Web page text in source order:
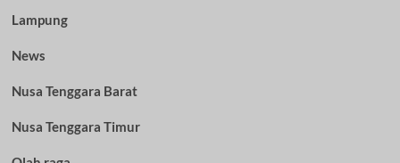
Lampung
News
Nusa Tenggara Barat
Nusa Tenggara Timur